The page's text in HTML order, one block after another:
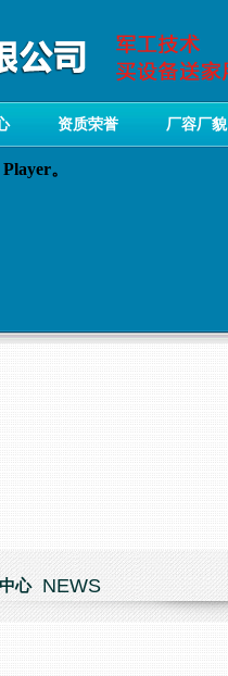
资质荣誉 厂容厂貌
。
心 NEWS